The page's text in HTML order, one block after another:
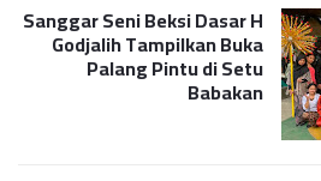
Sanggar Seni Beksi Dasar H
Godjalih Tampilkan Buka
Palang Pintu di Setu
Babakan